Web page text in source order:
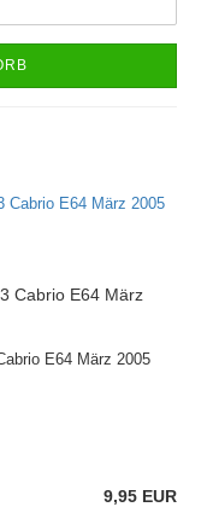
Cabrio E64 März
E64 März 2005
9,95 EUR